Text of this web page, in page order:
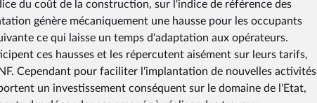
du coût de la construction, sur l'indice de référence des
génère mécaniquement une hausse pour les occupants
ce qui laisse un temps d'adaptation aux opérateurs.
ces hausses et les répercutent aisément sur leurs tarifs,
Cependant pour faciliter l'implantation de nouvelles activités
un investissement conséquent sur le domaine de l'Etat,